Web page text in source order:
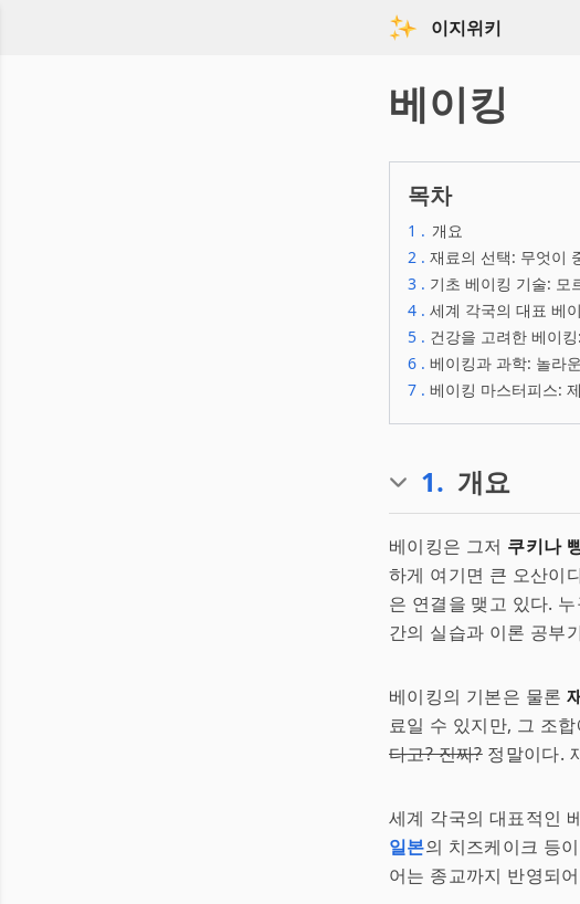
이지위키
베이킹
목차
1 . 개요
2 . 재료의 선택: 무엇이
3 . 기초 베이킹 기술: 모
4 . 세계 각국의 대표 베
5 . 건강을 고려한 베이
6 . 베이킹과 과학: 놀라
7 . 베이킹 마스터피스:
1. 개요
베이킹은 그저 쿠키나
하게 여기면 큰 오산이
은 연결을 맺고 있다.
간의 실습과 이론 공부
베이킹의 기본은 물론
료일 수 있지만, 그 조
다고? 진짜?정말이다.
세계 각국의 대표적인
일본의 치즈케이크 등
어는 종교까지 반영되